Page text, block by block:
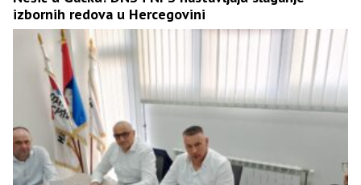
izbornih redova u Hercegovini